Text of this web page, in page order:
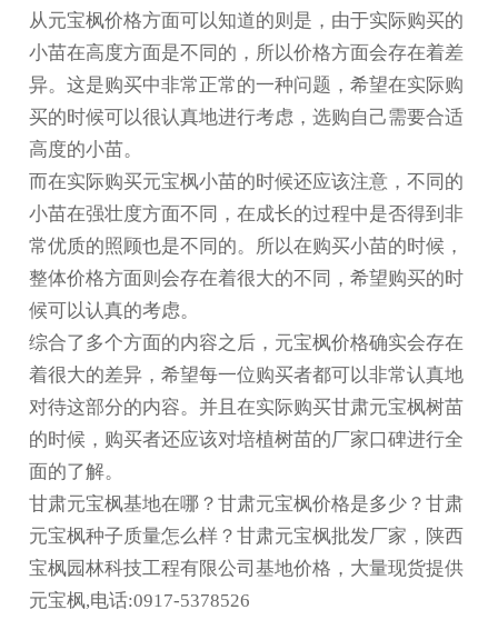
从元宝枫价格方面可以知道的则是，由于实际购买的
小苗在高度方面是不同的，所以价格方面会存在着差
异。这是购买中非常正常的一种问题，希望在实际购
买的时候可以很认真地进行考虑，选购自己需要合适
高度的小苗。
而在实际购买元宝枫小苗的时候还应该注意，不同的
小苗在强壮度方面不同，在成长的过程中是否得到非
常优质的照顾也是不同的。所以在购买小苗的时候，
整体价格方面则会存在着很大的不同，希望购买的时
候可以认真的考虑。
综合了多个方面的内容之后，元宝枫价格确实会存在
着很大的差异，希望每一位购买者都可以非常认真地
对待这部分的内容。并且在实际购买甘肃元宝枫树苗
的时候，购买者还应该对培植树苗的厂家口碑进行全
面的了解。
甘肃元宝枫基地在哪？甘肃元宝枫价格是多少？甘肃
元宝枫种子质量怎么样？甘肃元宝枫批发厂家，陕西
宝枫园林科技工程有限公司基地价格，大量现货提供
元宝枫,电话:0917-5378526